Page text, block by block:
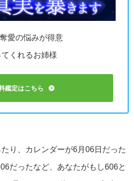
愛の悩みが得意
てくれるお姉様
鑑定はこちら
り、カレンダーが6月06日だった
だったなど、あなたがもし606と